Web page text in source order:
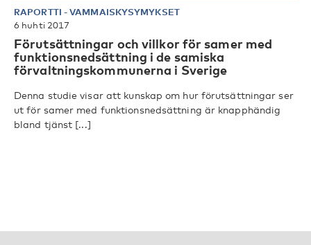
RAPORTTI -VAMMAISKYSYMYKSET
6 huhti 2017
Förutsättningar och villkor för samer med
funktionsnedsättning i de samiska
förvaltningskommunerna i Sverige
Denna studie visar att kunskap om hur förutsättningar ser
ut för samer med funktionsnedsättning är knapphändig
bland tjänst [...]